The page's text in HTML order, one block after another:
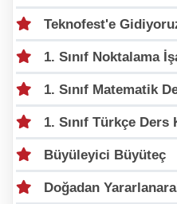
Teknofest'e
1. Sınıf Noktalama
1. Sınıf Matematik
1. Sınıf Türkçe Ders
Büyüleyici Büyüteç
Doğadan